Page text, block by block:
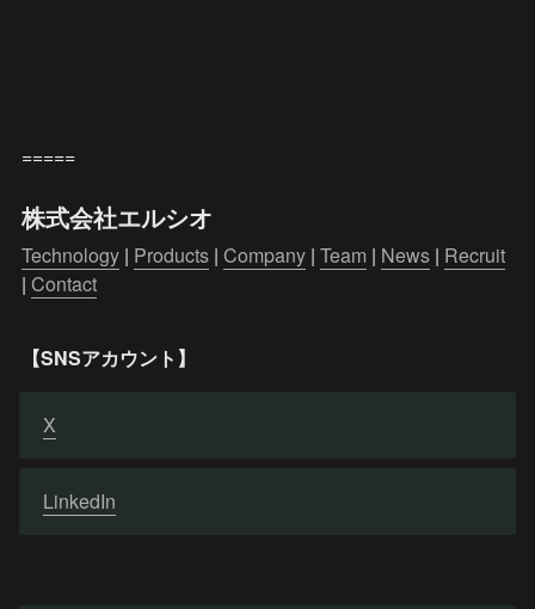
=====
株式会社エルシオ
Technology | Products | Company | Team | News | Recruit
| Contact
【SNSアカウント】
X
LinkedIn